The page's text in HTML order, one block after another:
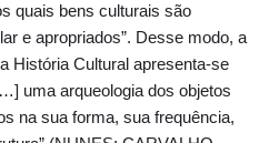
quais bens culturais são
e apropriados”. Desse modo, a
História Cultural apresenta-se
uma arqueologia dos objetos
na sua forma, sua frequência,